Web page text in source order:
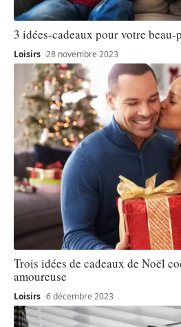
3 idées-cadeaux pour votre beau-
Loisirs 28 novembre 2023
Trois idées de cadeaux de Noël
amoureuse
Loisirs 6 décembre 2023